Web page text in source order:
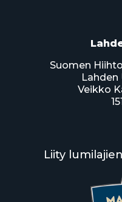
Suomen
Lahden
Veikko
Liity